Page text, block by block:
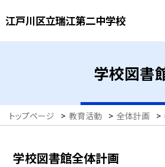
江戸川区立瑞江第二中学校
学校図書
トップページ > 教育活動 > 全体計画 >
学校図書館全体計画